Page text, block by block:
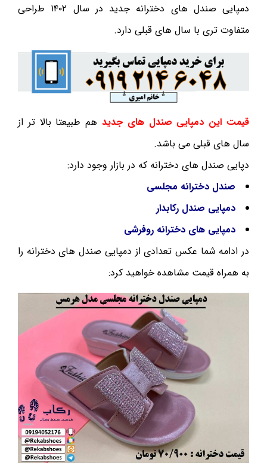
دمپایی صندل های دخترانه جدید در سال ۱۴۰۲ طراحی
متفاوت تری با سال های قبلی دارد.
قیمت این دمپایی صندل های جدید هم طبیعتا بالا تر از
سال های قبلی می باشد.
دپایی صندل های دخترانه که در بازار وجود دارد:
صندل دخترانه مجلسی
دمپایی صندل رکابدار
دمپایی های دخترانه روفرشی
در ادامه شما عکس تعدادی از دمپایی صندل های دخترانه را
به همراه قیمت مشاهده خواهید کرد: